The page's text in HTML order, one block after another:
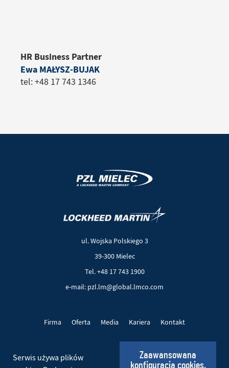
HR Business Partner
Ewa MAŁYSZ-BUJAK
tel: +48 17 743 1346
ul. Wojska Polskiego 3
39-300 Mielec
Tel. +48 17 743 1900
e-mail: pzl.lm@global.lmco.com
Firma Oferta Media Kariera Kontakt
Serwis używa plików
Zaawansowana
konfiguracja cookies.